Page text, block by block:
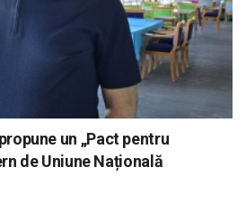
un „Pact pentru
de Uniune Națională